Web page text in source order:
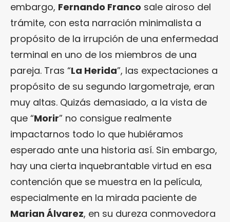
embargo, Fernando Franco sale airoso del
trámite, con esta narración minimalista a
propósito de la irrupción de una enfermedad
terminal en uno de los miembros de una
pareja. Tras “La Herida”, las expectaciones a
propósito de su segundo largometraje, eran
muy altas. Quizás demasiado, a la vista de
que “Morir” no consigue realmente
impactarnos todo lo que hubiéramos
esperado ante una historia así. Sin embargo,
hay una cierta inquebrantable virtud en esa
contención que se muestra en la película,
especialmente en la mirada paciente de
Marian Álvarez, en su dureza conmovedora